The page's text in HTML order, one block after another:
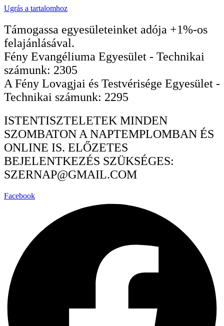
Ugrás a tartalomhoz
Támogassa egyesületeinket adója +1%-os
felajánlásával.
Fény Evangéliuma Egyesület - Technikai
számunk: 2305
A Fény Lovagjai és Testvérisége Egyesület -
Technikai számunk: 2295
ISTENTISZTELETEK MINDEN
SZOMBATON A NAPTEMPLOMBAN ÉS
ONLINE IS. ELŐZETES
BEJELENTKEZÉS SZÜKSÉGES:
SZERNAP@GMAIL.COM
Facebook